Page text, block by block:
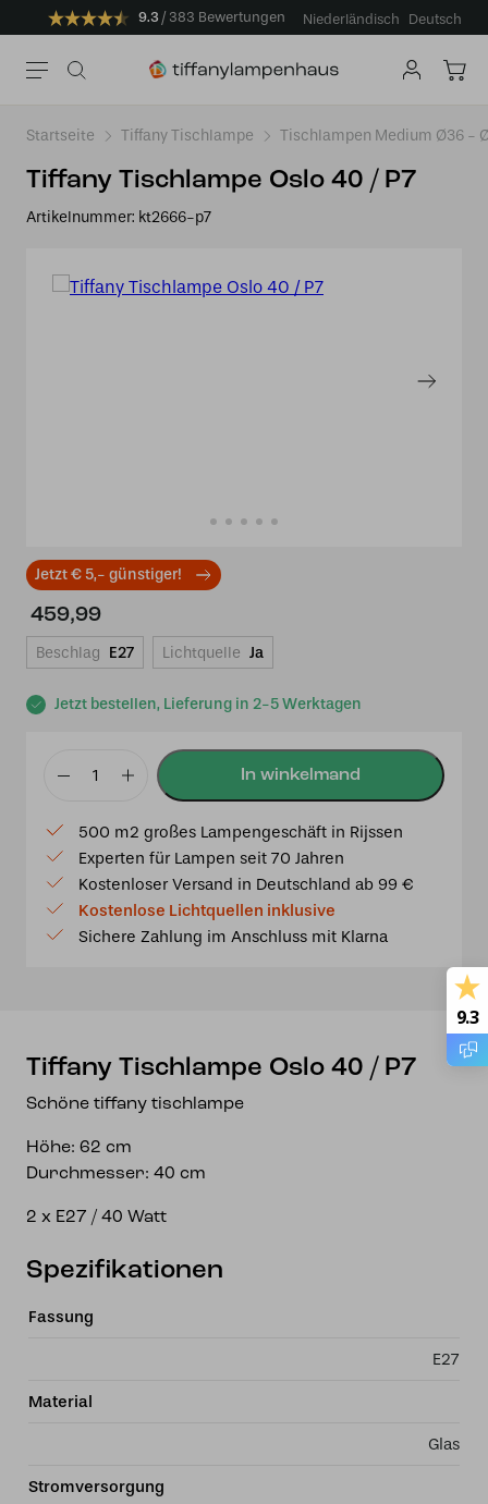
9.3 383 Bewertungen Niederländisch Deutsch
Startseite Tiffany Tischlampe Tischlampen Medium Ø36 -
Tiffany Tischlampe Oslo 40 / P7
Artikelnummer: kt2666-p7
Jetzt € 5,- günstiger!
Jetzt bestellen, Lieferung in 2-5 Werktagen
459,99
Beschlag E27 Lichtquelle Ja
Tiffany
Oslo
40
/
P7
Menge
500 m2 großes Lampengeschäft in Rijssen
Experten für Lampen seit 70 Jahren
Kostenloser Versand in Deutschland ab 99 €
Kostenlose Lichtquellen inklusive
Sichere Zahlung im Anschluss mit Klarna
Tiffany Tischlampe Oslo 40 / P7
Schöne tiffany tischlampe
Höhe: 62 cm
Durchmesser: 40 cm
2 x E27 / 40 Watt
Spezifikationen
Fassung
E27
Material
Glas
Stromversorgung
9.3